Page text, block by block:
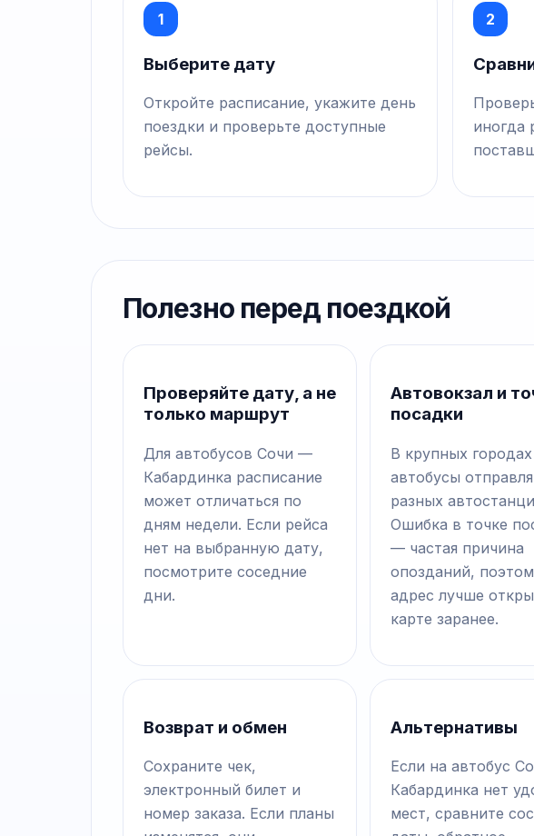
1
Выберите дату
Откройте расписание, укажите день
поездки и проверьте доступные
рейсы.
2
иногда
Полезно перед поездкой
Проверяйте дату, а не
только маршрут
Для автобусов Сочи —
Кабардинка расписание
может отличаться по
дням недели. Если рейса
нет на выбранную дату,
посмотрите соседние
дни.
Автовокзал и
посадки
В крупных городах
автобусы
разных
Ошибка в точке
— частая причина
опозданий,
адрес лучше
карте заранее.
Возврат и обмен
Сохраните чек,
электронный билет и
номер заказа. Если планы
Альтернативы
Если на автобус
Кабардинка нет
мест, сравните